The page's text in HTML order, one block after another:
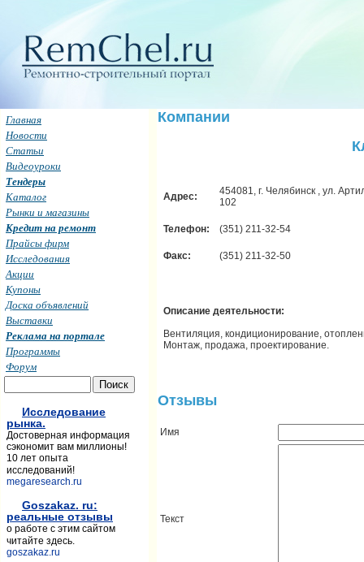
Компании
Адрес:
454081, г. Челябинск , ул.
102
Телефон: (351) 211-32-54
Факс: (351) 211-32-50
Описание деятельности:
Вентиляция, кондиционирование,
Монтаж, продажа, проектирование.
Отзывы
Имя
Текст
Главная
Новости
Статьи
Видеоуроки
Тендеры
Каталог
Рынки и магазины
Кредит на ремонт
Прайсы фирм
Исследования
Акции
Купоны
Доска объявлений
Выставки
Реклама на портале
Программы
Форум
Исследование
рынка.
Достоверная информация
сэкономит вам миллионы!
10 лет опыта
исследований!
megaresearch.ru
Goszakaz. ru:
реальные отзывы
о работе с этим сайтом
читайте здесь.
goszakaz.ru